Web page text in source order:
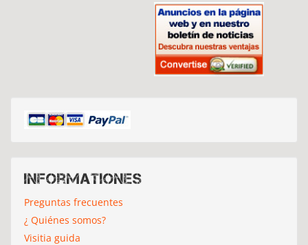
Informationes
Preguntas frecuentes
¿ Quiénes somos?
Visitia guida